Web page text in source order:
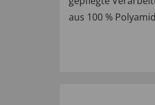
aus 100 %